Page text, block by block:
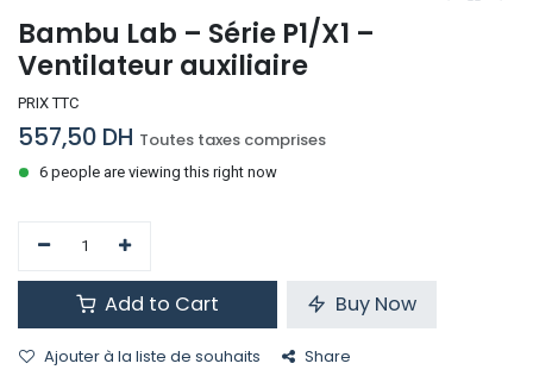
Bambu Lab – Série P1/X1 –
Ventilateur auxiliaire
PRIX TTC
557,50 DH Toutes taxes comprises
6 people are viewing this right now
Add to Cart Buy Now
Ajouter à la liste de souhaits Share